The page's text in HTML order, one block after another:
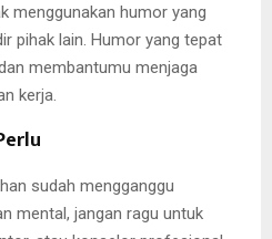
menggunakan humor yang
pihak lain. Humor yang tepat
membantumu menjaga
kerja.
sudah mengganggu
mental, jangan ragu untuk